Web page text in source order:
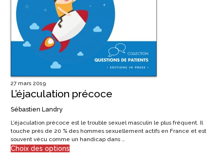
27 mars 2019
L’éjaculation précoce
Sébastien Landry
L’éjaculation précoce est le trouble sexuel masculin le plus fréquent. Il
touche près de 20 % des hommes sexuellement actifs en France et est
souvent vécu comme un handicap dans …
Choix des optionsCe